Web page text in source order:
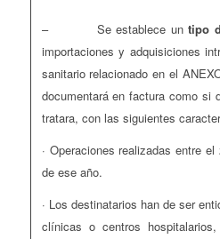
– Se establece untipo
importaciones y adquisiciones
sanitario relacionado en el
documentará en factura como si
tratara, con las siguientes
· Operaciones realizadas entre
de ese año.
· Los destinatarios han de ser
clínicas o centros